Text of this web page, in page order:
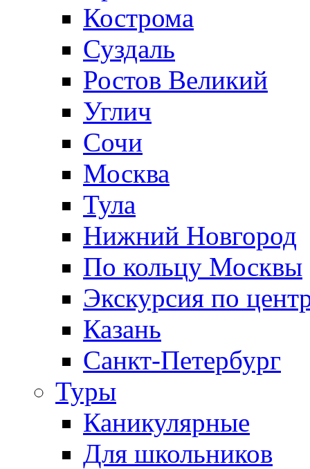
Кострома
Суздаль
Ростов Великий
Углич
Сочи
Москва
Тула
Нижний Новгород
По кольцу Москвы
Экскурсия по
Казань
Санкт-Петербург
Туры
Каникулярные
Для школьников